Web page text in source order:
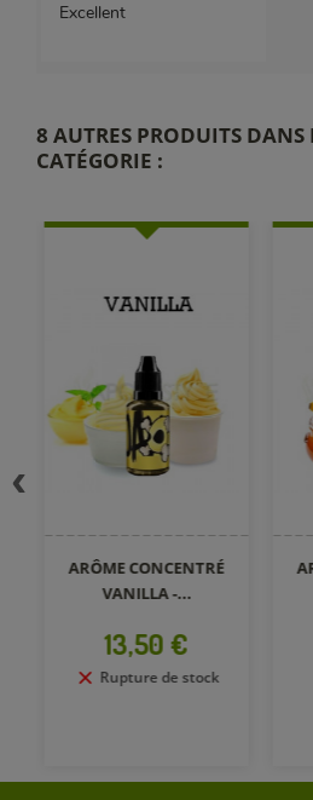
Excellent
8 AUTRES PRODUITS DANS
CATÉGORIE :
ARÔME CONCENTRÉ
VANILLA -...
Prix
13,50 €
Rupture de stock